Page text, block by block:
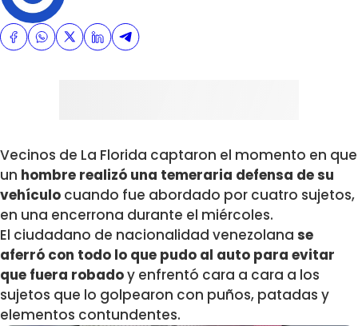
Vecinos de La Florida captaron el momento en que
un hombre realizó una temeraria defensa de su
vehículo cuando fue abordado por cuatro sujetos,
en una encerrona durante el miércoles.
El ciudadano de nacionalidad venezolana se
aferró con todo lo que pudo al auto para evitar
que fuera robadoy enfrentó cara a cara a los
sujetos que lo golpearon con puños, patadas y
elementos contundentes.